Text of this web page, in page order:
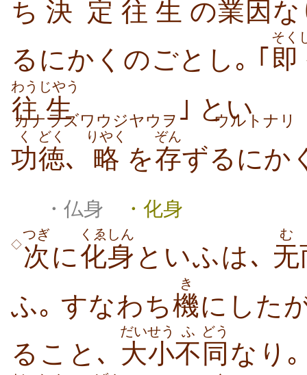
ち 決定 往 生 の業因 な
るにかくのごとし｡ ｢ 即
そく
往
わう
生
じやう
カナラズワウジヤウヲ ｣ とい
ウルトナ
功
く
徳
どく
､ 略
りやく
を存
ぞん
ずるにか
・仏身 ・化身
◇ 次
つぎ
に化身
くゑしん
といふは､ 无
む
ふ｡ すなわち機
き
にした
ること､ 大小
だいせう
不
ふ
同
どう
なり